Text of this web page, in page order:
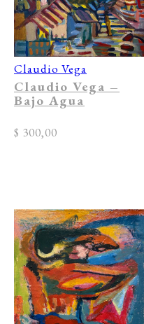
Claudio Vega
Claudio Vega –
Bajo Agua
$ 300,00